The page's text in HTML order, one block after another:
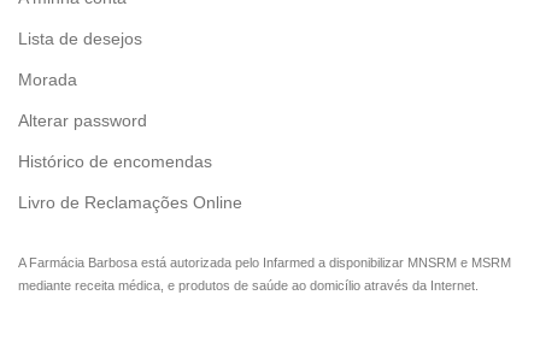
Lista de desejos
Morada
Alterar password
Histórico de encomendas
Livro de Reclamações Online
A Farmácia Barbosa está autorizada pelo Infarmed a disponibilizar MNSRM e MSRM
mediante receita médica, e produtos de saúde ao domicílio através da Internet.